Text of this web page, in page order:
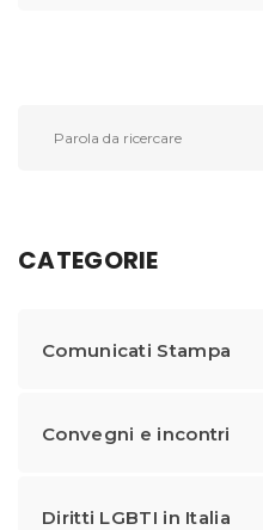
CATEGORIE
Comunicati Stampa
Convegni e incontri
Diritti LGBTI in Italia